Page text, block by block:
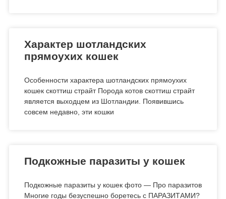
Характер шотландских
прямоухих кошек
Особенности характера шотландских прямоухих
кошек скоттиш страйт Порода котов скоттиш страйт
является выходцем из Шотландии. Появившись
совсем недавно, эти кошки
Подкожные паразиты у кошек
Подкожные паразиты у кошек фото — Про паразитов
Многие годы безуспешно боретесь с ПАРАЗИТАМИ?